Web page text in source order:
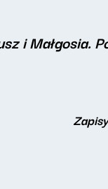
i Małgosia.